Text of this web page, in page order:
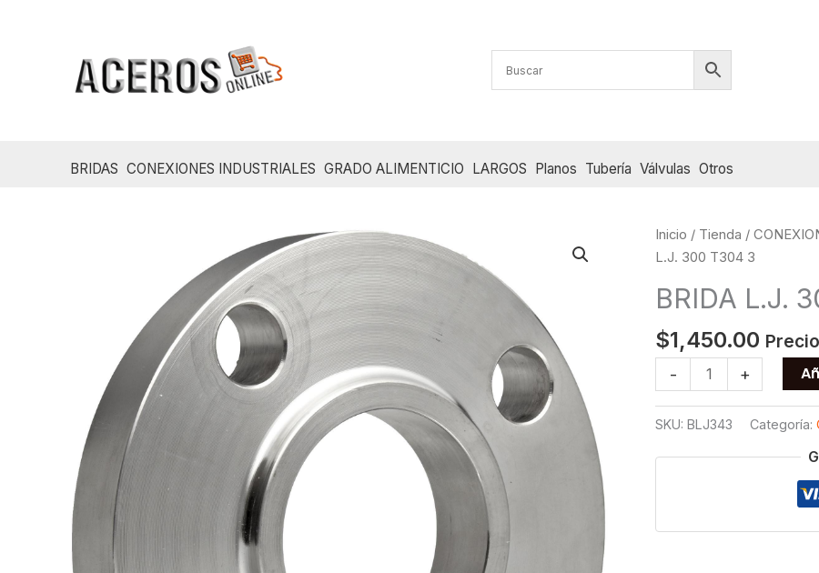
BRIDAS CONEXIONES INDUSTRIALES GRADO ALIMENTICIO LARGOS Planos Tubería Válvulas Otros
Inicio / Tienda /
L.J. 300 T304 3
BRIDA L.J.
$1,450.00
-
L.J.
3
+
SKU: BLJ343 Categoría: